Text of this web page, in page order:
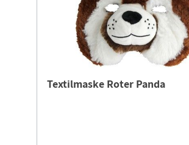
Textilmaske Roter Panda